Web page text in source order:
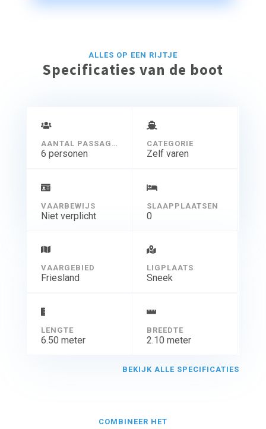
ALLES OP EEN RIJTJE
Specificaties van de boot
AANTAL PASSAGIERS
6 personen
CATEGORIE
Zelf varen
VAARBEWIJS
Niet verplicht
SLAAPPLAATSEN
0
VAARGEBIED
Friesland
LIGPLAATS
Sneek
LENGTE
6.50 meter
BREEDTE
2.10 meter
BEKIJK ALLE SPECIFICATIES
COMBINEER HET